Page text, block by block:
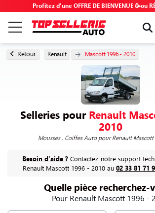
Profitez d'une OFFRE DE BIENVENUE 🥳ou
PAR MARQUE & MODÈLE
TOUS LES PRODUITS
CODES PROMO
CONSEILS & TUTOS
Retour Renault Mascott 1996 - 2010
Selleries pour Renault
2010
Mousses , Coiffes Auto pour Renault Mascott
Besoin d'aide ?Contactez-notre support
Renault Mascott 1996 - 2010 au 02 33 81 71
Quelle pièce recherchez-
Pour Renault Mascott 1996 -